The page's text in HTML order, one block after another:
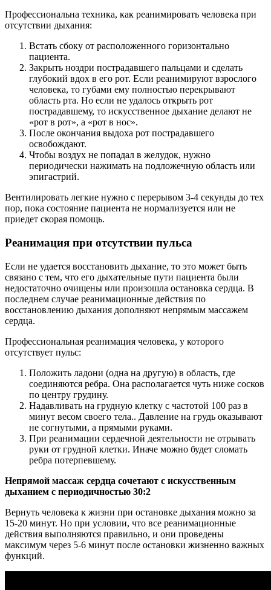
Профессиональна техника, как реанимировать человека при
отсутствии дыхания:
Встать сбоку от расположенного горизонтально
пациента.
Закрыть ноздри пострадавшего пальцами и сделать
глубокий вдох в его рот. Если реанимируют взрослого
человека, то губами ему полностью перекрывают
область рта. Но если не удалось открыть рот
пострадавшему, то искусственное дыхание делают не
«рот в рот», а «рот в нос».
После окончания выдоха рот пострадавшего
освобождают.
Чтобы воздух не попадал в желудок, нужно
периодически нажимать на подложечную область или
эпигастрий.
Вентилировать легкие нужно с перерывом 3-4 секунды до тех
пор, пока состояние пациента не нормализуется или не
приедет скорая помощь.
Реанимация при отсутствии пульса
Если не удается восстановить дыхание, то это может быть
связано с тем, что его дыхательные пути пациента были
недостаточно очищены или произошла остановка сердца. В
последнем случае реанимационные действия по
восстановлению дыхания дополняют непрямым массажем
сердца.
Профессиональная реанимация человека, у которого
отсутствует пульс:
Положить ладони (одна на другую) в область, где
соединяются ребра. Она располагается чуть ниже сосков
по центру грудину.
Надавливать на грудную клетку с частотой 100 раз в
минут весом своего тела.. Давление на грудь оказывают
не согнутыми, а прямыми руками.
При реанимации сердечной деятельности не отрывать
руки от грудной клетки. Иначе можно будет сломать
ребра потерпевшему.
Непрямой массаж сердца сочетают с искусственным
дыханием с периодичностью 30:2
Вернуть человека к жизни при остановке дыхания можно за
15-20 минут. Но при условии, что все реанимационные
действия выполняются правильно, и они проведены
максимум через 5-6 минут после остановки жизненно важных
функций.